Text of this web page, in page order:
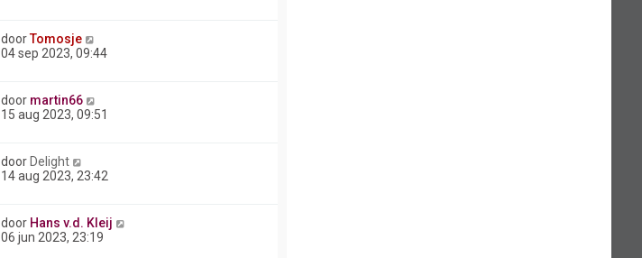
doorTomosje
04 sep 2023, 09:44
door martin66
15 aug 2023, 09:51
doorDelight
14 aug 2023, 23:42
door Hans v.d. Kleij
06 jun 2023, 23:19